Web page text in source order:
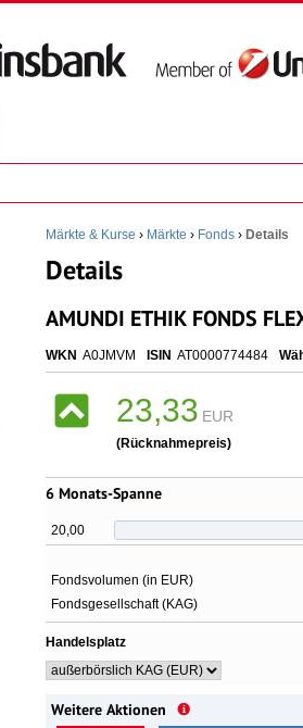
Märkte & Kurse › Märkte › Fonds › Details
Details
AMUNDI ETHIK FONDS
WKN A0JMVM ISIN AT0000774484
23,33 EUR
(Rücknahmepreis)
6 Monats-Spanne
20,00
Fondsvolumen (in EUR)
Fondsgesellschaft (KAG)
Handelsplatz
Weitere Aktionen